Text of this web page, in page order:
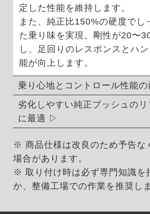
定した性能を維持します。
また、純正比150%の硬度でし
た乗り味を実現。剛性が20〜
し、足回りのレスポンスとハ
能が向上します。
乗り心地とコントロール性能の
劣化しやすい純正ブッシュのリ
に最適
※ 商品仕様は改良のため予告な
場合があります。
※ 取り付け時は必ず専門知識を
か、整備工場での作業を推奨し